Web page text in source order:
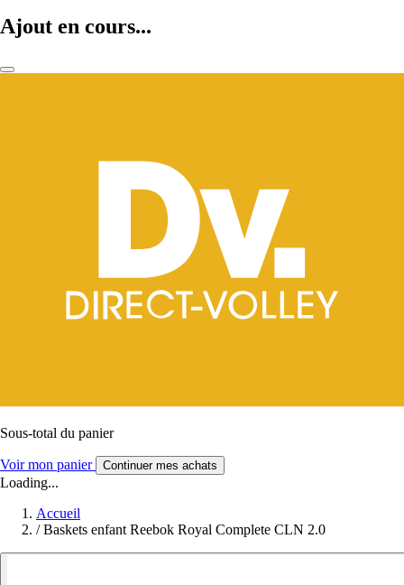
Ajout en cours...
Sous-total du panier
Voir mon panier Continuer mes achats
Loading...
Accueil
/ Baskets enfant Reebok Royal Complete CLN 2.0